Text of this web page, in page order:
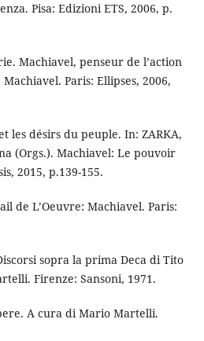
Pisa: Edizioni ETS, 2006, p.
Machiavel, penseur de l’action
Paris: Ellipses, 2006,
les désirs du peuple. In: ZARKA,
(Orgs.). Machiavel: Le pouvoir
2015, p.139-155.
de L’Oeuvre: Machiavel. Paris:
sopra la prima Deca di Tito
Firenze: Sansoni, 1971.
A cura di Mario Martelli.